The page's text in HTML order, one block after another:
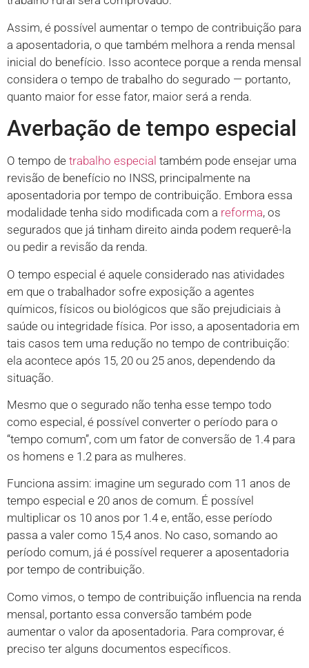
Assim, é possível aumentar o tempo de contribuição para
a aposentadoria, o que também melhora a renda mensal
inicial do benefício. Isso acontece porque a renda mensal
considera o tempo de trabalho do segurado — portanto,
quanto maior for esse fator, maior será a renda.
Averbação de tempo especial
O tempo de trabalho especial também pode ensejar uma
revisão de benefício no INSS, principalmente na
aposentadoria por tempo de contribuição. Embora essa
modalidade tenha sido modificada com a reforma, os
segurados que já tinham direito ainda podem requerê-la
ou pedir a revisão da renda.
O tempo especial é aquele considerado nas atividades
em que o trabalhador sofre exposição a agentes
químicos, físicos ou biológicos que são prejudiciais à
saúde ou integridade física. Por isso, a aposentadoria em
tais casos tem uma redução no tempo de contribuição:
ela acontece após 15, 20 ou 25 anos, dependendo da
situação.
Mesmo que o segurado não tenha esse tempo todo
como especial, é possível converter o período para o
“tempo comum”, com um fator de conversão de 1.4 para
os homens e 1.2 para as mulheres.
Funciona assim: imagine um segurado com 11 anos de
tempo especial e 20 anos de comum. É possível
multiplicar os 10 anos por 1.4 e, então, esse período
passa a valer como 15,4 anos. No caso, somando ao
período comum, já é possível requerer a aposentadoria
por tempo de contribuição.
Como vimos, o tempo de contribuição influencia na renda
mensal, portanto essa conversão também pode
aumentar o valor da aposentadoria. Para comprovar, é
preciso ter alguns documentos específicos.